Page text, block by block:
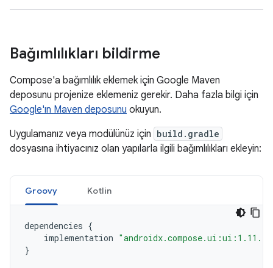
Bağımlılıkları bildirme
Compose'a bağımlılık eklemek için Google Maven
deposunu projenize eklemeniz gerekir. Daha fazla bilgi için
Google'ın Maven deposunu okuyun.
Uygulamanız veya modülünüz için build.gradle
dosyasına ihtiyacınız olan yapılarla ilgili bağımlılıkları ekleyin:
Groovy Kotlin
dependencies {
implementation "androidx.compose.ui:ui:1.11.4"
}